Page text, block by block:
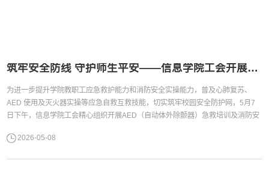
筑牢安全防线 守护师生平安——信息学院工会开展AED急救培训及消防安全培训
为进一步提升学院教职工应急救护能力和消防安全实操能力，普及心肺复苏、
AED 使用及灭火器实操等应急自救互救技能，切实筑牢校园安全防护网，5月7
日下午，信息学院工会精心组织开展AED（自动体外除颤器）急救培训及消防安
与。心肺复苏及AED专项培训率先在大学城校区行政楼335会议室有序开展。校
2026-05-08